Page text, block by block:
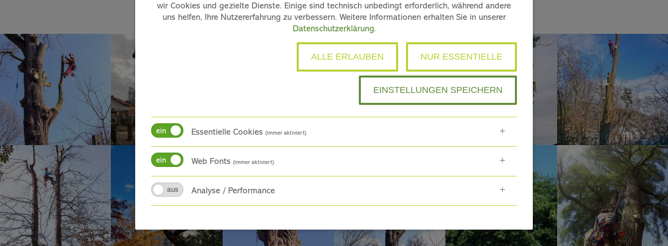
Ein Einblick in unsere Arbeiten
wir Cookies und gezielte Dienste. Einige sind technisch unbedingt erforderlich, während andere
uns helfen, Ihre Nutzererfahrung zu verbessern. Weitere Informationen erhalten Sie in unserer
Datenschutzerklärung.
ALLE ERLAUBEN NUR ESSENTIELLE
EINSTELLUNGEN SPEICHERN
Essentielle Cookies (immer aktiviert)
Web Fonts (immer aktiviert)
Analyse / Performance